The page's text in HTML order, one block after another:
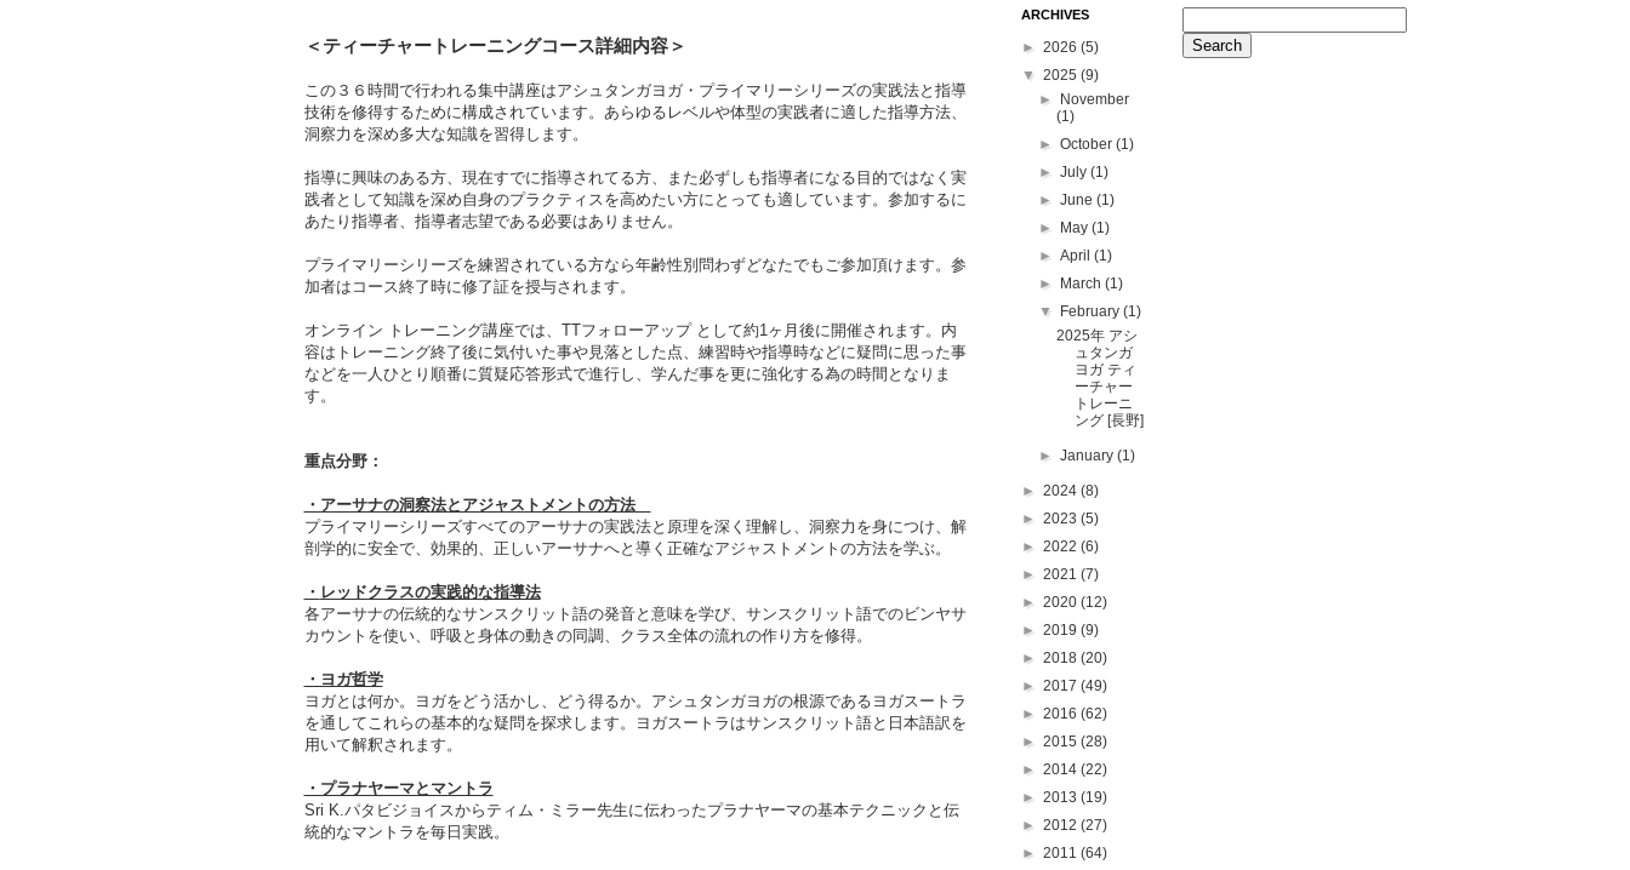
＜ ティーチャートレーニングコース詳細内容＞
この３６時間で行われる集中講座はアシュタンガヨガ・プライマリーシリーズの実践法と指導
技術を修得するために構成されています。あらゆるレベルや体型の実践者に適した指導方法、
洞察力を深め多大な知識を習得します。
指導に興味のある方、現在すでに指導されてる方、また必ずしも指導者になる目的ではなく実
践者として知識を深め自身のプラクティスを高めたい方にとっても適しています。参加するに
あたり指導者、指導者志望である必要はありません。
プライマリーシリーズを練習されている方なら年齢性別問わずどなたでもご参加頂けます。参
加者はコース終了時に修了証を授与されます。
オンライン トレーニング講座では、TTフォローアップ として約1ヶ月後に開催されます。内
容はトレーニング終了後に気付いた事や見落とした点、練習時や指導時などに疑問に思った事
などを一人ひとり順番に質疑応答形式で進行し、学んだ事を更に強化する為の時間となりま
す。
重点分野：
・アーサナの洞察法とアジャストメントの方法
プライマリーシリーズすべてのアーサナの実践法と原理を深く理解し、洞察力を身につけ、解
剖学的に安全で、効果的、正しいアーサナへと導く正確なアジャストメントの方法を学ぶ。
・ レッドクラスの実践的な指導法
各アーサナの伝統的なサンスクリット語の発音と意味を学び、サンスクリット語でのビンヤサ
カウントを使い、呼吸と身体の動きの同調、クラス全体の流れの作り方を修得。
・ヨガ哲学
ヨガとは何か。ヨガをどう活かし、どう得るか。アシュタンガヨガの根源であるヨガスートラ
を通してこれらの基本的な疑問を探求します。ヨガスートラはサンスクリット語と日本語訳を
用いて解釈されます。
・プラナヤーマとマントラ
Sri K. パタビジョイスからティム・ミラー先生に伝わったプラナヤーマの基本テクニックと伝
統的なマントラを毎日実践。
ARCHIVES
► 2026 (5)
▼ 2025 (9)
► November
(1)
► October (1)
► July (1)
► June (1)
► May (1)
► April (1)
► March (1)
▼ February (1)
2025年 アシ
ュタンガ
ヨガ ティ
ーチャー
トレーニ
ング [長野]
► January (1)
► 2024 (8)
► 2023 (5)
► 2022 (6)
► 2021 (7)
► 2020 (12)
► 2019 (9)
► 2018 (20)
► 2017 (49)
► 2016 (62)
► 2015 (28)
► 2014 (22)
► 2013 (19)
► 2012 (27)
► 2011 (64)